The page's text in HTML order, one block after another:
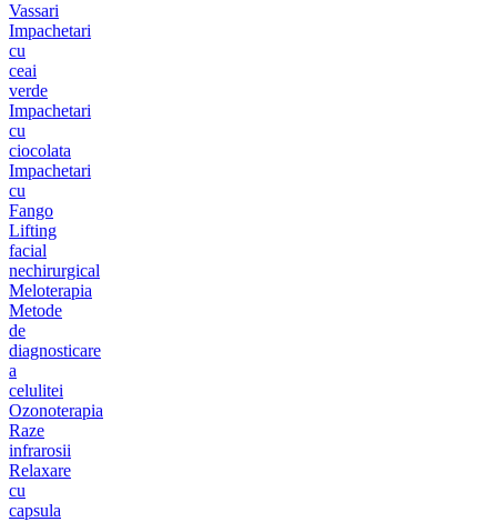
Vassari
Impachetari
cu
ceai
verde
Impachetari
cu
ciocolata
Impachetari
cu
Fango
Lifting
facial
nechirurgical
Meloterapia
Metode
de
diagnosticare
a
celulitei
Ozonoterapia
Raze
infrarosii
Relaxare
cu
capsula